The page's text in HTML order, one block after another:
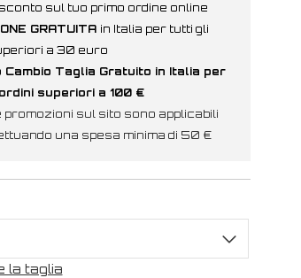
sconto sul tuo primo ordine online
GRATUITA in Italia per tutti gli
a 30 euro
Cambio Taglia Gratuito in Italia per
superiori a 100 €
promozioni sul sito sono applicabili
una spesa minima di 50 €
la taglia